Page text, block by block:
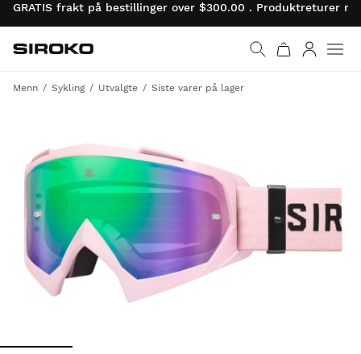
GRATIS frakt på bestillinger over $300.00 . Produktreturer
Gå til startsiden
Siroko.com
Menn Sykling Utvalgte Siste varer på lager